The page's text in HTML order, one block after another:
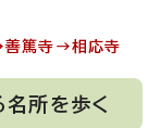
善篤寺→相応寺
所を歩く